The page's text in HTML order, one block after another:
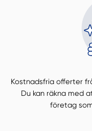
Kostnadsfria offerter
Du kan räkna med
företag